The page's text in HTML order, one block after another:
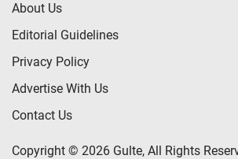
About Us
Editorial Guidelines
Privacy Policy
Advertise With Us
Contact Us
Copyright © 2026 Gulte, All Rights